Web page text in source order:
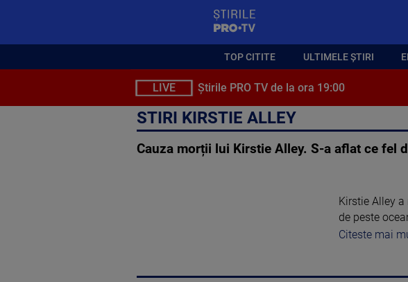
TOP CITITE ULTIMELE ȘTIRI
LIVE Știrile PRO TV de la ora 19:00
STIRI KIRSTIE ALLEY
Cauza morții lui Kirstie Alley. S-a aflat ce fel
Kirstie Alley
de peste
Citeste mai